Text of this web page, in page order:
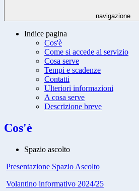
navigazione
Indice pagina
Cos'è
Come si accede al servizio
Cosa serve
Tempi e scadenze
Contatti
Ulteriori informazioni
A cosa serve
Descrizione breve
Cos'è
Spazio ascolto
Presentazione Spazio Ascolto
Volantino informativo 2024/25